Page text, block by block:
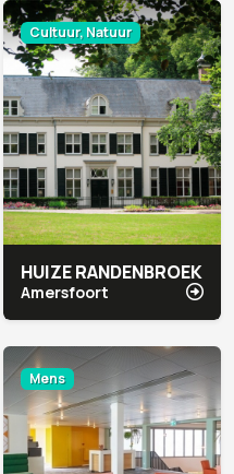
Cultuur, Natuur
HUIZE RANDENBROEK
Amersfoort
Mens